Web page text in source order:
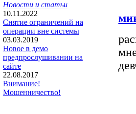
Новости и статьи
10.11.2022
Снятие ограничений на
операции вне системы
03.03.2019
Новое в демо
предпрослушивании на
сайте
22.08.2017
Внимание!
Мошенничество!